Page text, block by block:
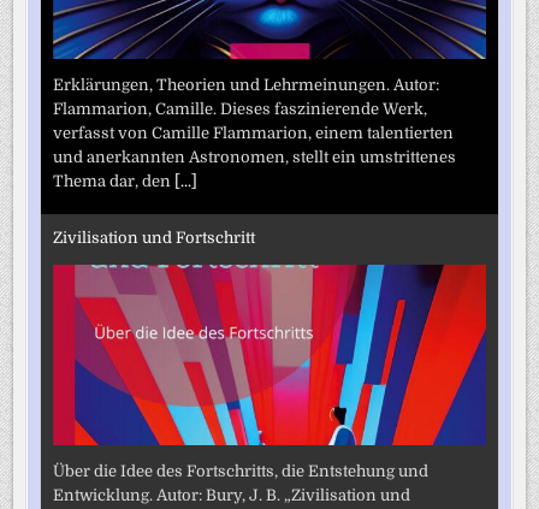
Erklärungen, Theorien und Lehrmeinungen. Autor:
Flammarion, Camille. Dieses faszinierende Werk,
verfasst von Camille Flammarion, einem talentierten
und anerkannten Astronomen, stellt ein umstrittenes
Thema dar, den [...]
Zivilisation und Fortschritt
Über die Idee des Fortschritts, die Entstehung und
Entwicklung. Autor: Bury, J. B. „Zivilisation und